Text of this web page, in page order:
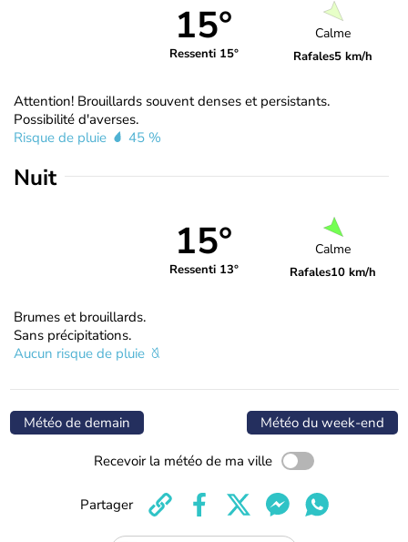
15°
Ressenti 15°
Calme
Rafales5 km/h
Attention! Brouillards souvent denses et persistants.
Possibilité d'averses.
Risque de pluie
45 %
Nuit
15°
Ressenti 13°
Calme
Rafales10 km/h
Brumes et brouillards.
Sans précipitations.
Aucun risque de pluie
Météo de demain Météo du week-end
Recevoir la météo de ma ville
Partager